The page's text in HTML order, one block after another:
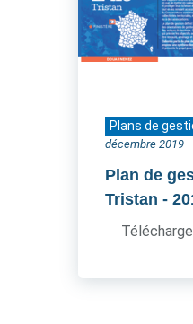
Plans de
décembre 2019
Plan de
Tristan -